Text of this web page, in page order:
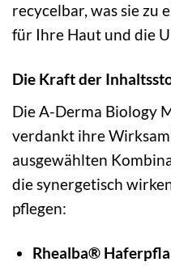
recycelbar, was sie zu
für Ihre Haut und die
Die Kraft der
Die A-Derma Biology
verdankt ihre
ausgewählten
die synergetisch
pflegen:
Rhealba®